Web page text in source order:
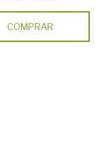
COMPRAR